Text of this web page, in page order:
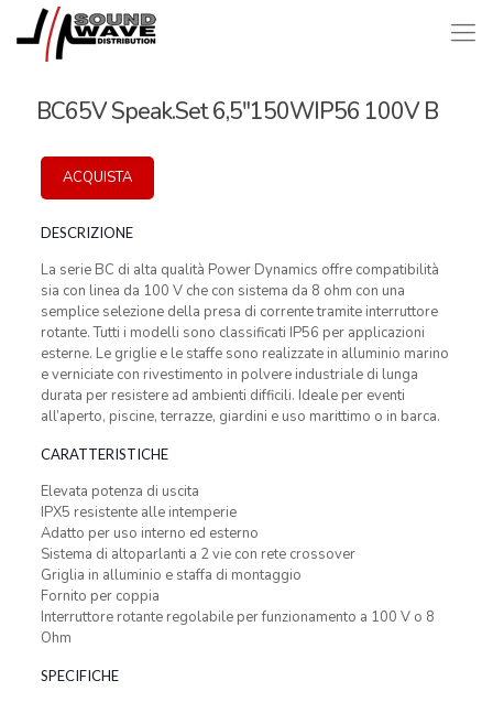
BC65V Speak.Set 6,5″150WIP56 100V B
ACQUISTA
DESCRIZIONE
La serie BC di alta qualità Power Dynamics offre compatibilità
sia con linea da 100 V che con sistema da 8 ohm con una
semplice selezione della presa di corrente tramite interruttore
rotante. Tutti i modelli sono classificati IP56 per applicazioni
esterne. Le griglie e le staffe sono realizzate in alluminio marino
e verniciate con rivestimento in polvere industriale di lunga
durata per resistere ad ambienti difficili. Ideale per eventi
all’aperto, piscine, terrazze, giardini e uso marittimo o in barca.
CARATTERISTICHE
Elevata potenza di uscita
IPX5 resistente alle intemperie
Adatto per uso interno ed esterno
Sistema di altoparlanti a 2 vie con rete crossover
Griglia in alluminio e staffa di montaggio
Fornito per coppia
Interruttore rotante regolabile per funzionamento a 100 V o 8
Ohm
SPECIFICHE